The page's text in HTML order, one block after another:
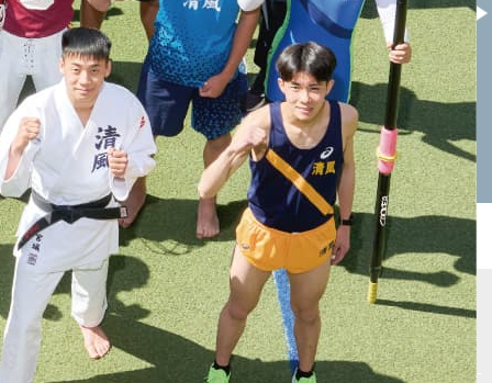
四天王寺東高校 大阪商業大学高校
サイトマップ
Vもしとは